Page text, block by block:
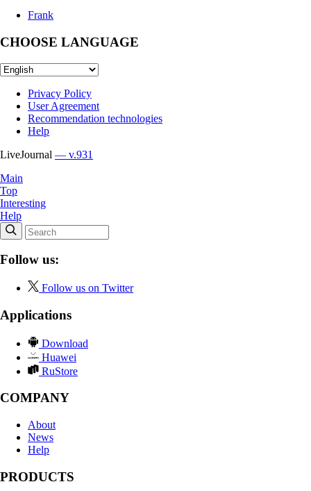
Frank
CHOOSE LANGUAGE
Privacy Policy
User Agreement
Recommendation technologies
Help
LiveJournal — v.931
Main
Top
Interesting
Help
Follow us:
Follow us on Twitter
Applications
Download
Huawei
RuStore
COMPANY
About
News
Help
PRODUCTS